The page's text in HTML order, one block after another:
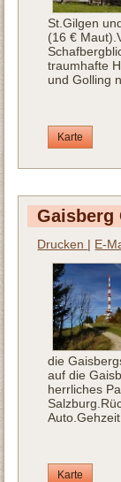
St.Gilgen
(16 €
traumhafte
und Golling
Karte
Gaisberg
Drucken | E-
die
auf die
herrliches
Karte